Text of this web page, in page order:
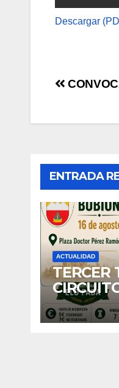
Descargar
ENTRADA
ACTUALIDAD
TERCER
BUBION